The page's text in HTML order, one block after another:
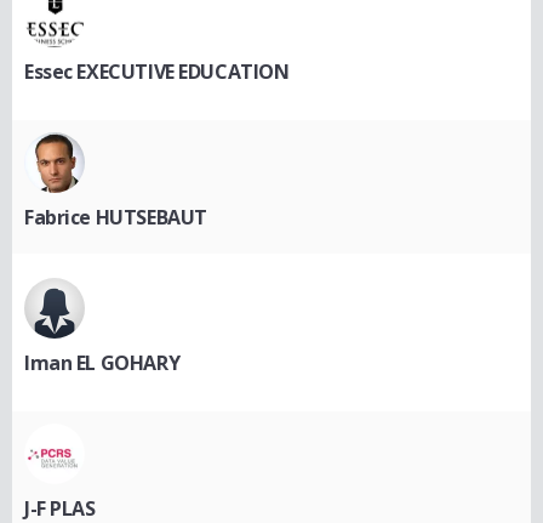
Essec EXECUTIVE EDUCATION
Fabrice HUTSEBAUT
Iman EL GOHARY
J-F PLAS